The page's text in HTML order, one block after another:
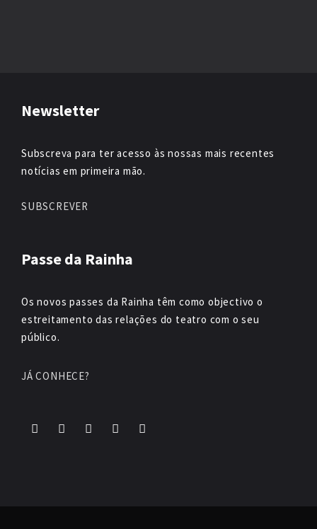
Newsletter
Subscreva para ter acesso às nossas mais recentes
notícias em primeira mão.
SUBSCREVER
Passe da Rainha
Os novos passes da Rainha têm como objectivo o
estreitamento das relações do teatro com o seu
público.
JÁ CONHECE?